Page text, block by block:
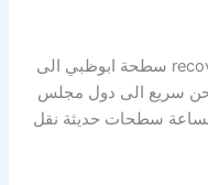
recovery Flatbed kwet Winch DUBi 24/7 سطحة ابوظبي الى
سريع الى دول مجلس
سطحات حديثة نقل